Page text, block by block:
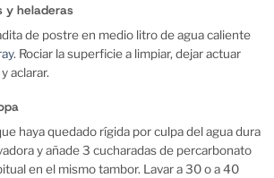
y heladeras
de postre en medio litro de agua caliente
. Rociar la superficie a limpiar, dejar actuar
aclarar.
haya quedado rígida por culpa del agua dura
y añade 3 cucharadas de percarbonato
en el mismo tambor. Lavar a 30 o a 40